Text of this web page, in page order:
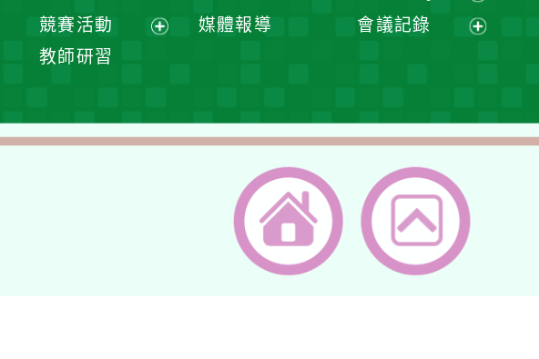
選
競賽活動
單
教師研習
媒體報導
展
會議記錄
單